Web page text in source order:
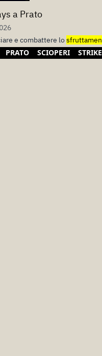
a Prato
e combattere lo
PRATO SCIOPERI